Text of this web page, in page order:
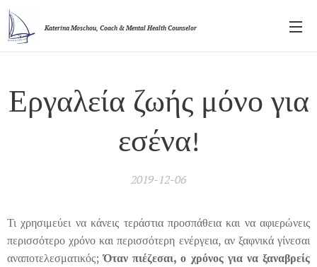
Katerina Moschou, Coach & Mental Health Counselor
Εργαλεία ζωής μόνο για
εσένα!
2019-12-06
Τι χρησιμεύει να κάνεις τεράστια προσπάθεια και να αφιερώνεις
περισσότερο χρόνο και περισσότερη ενέργεια, αν ξαφνικά γίνεσαι
αναποτελεσματικός;Όταν πιέζεσαι, ο χρόνος για να ξαναβρείς